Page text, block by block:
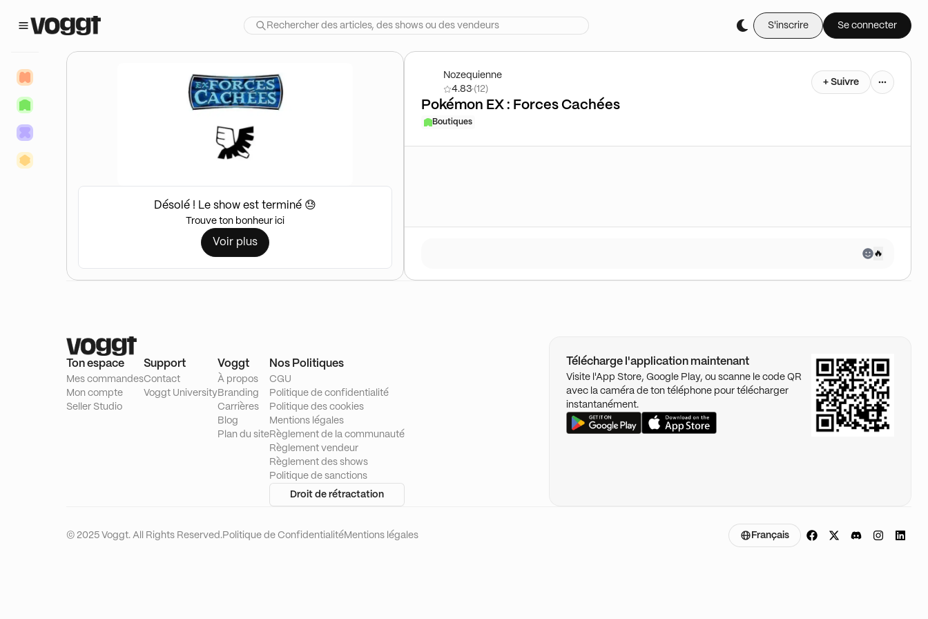
S'inscrire Se connecter
Désolé ! Le show est terminé 😓
Trouve ton bonheur ici
Voir plus
Nozequienne
4.83·(12)
+ Suivre
Pokémon EX : Forces Cachées
Boutiques
🔥
Ton espace
Mes commandes
Mon compte
Seller Studio
Support
Contact
Voggt University
Voggt
À propos
Branding
Carrières
Blog
Plan du site
Nos Politiques
CGU
Politique de confidentialité
Politique des cookies
Mentions légales
Règlement de la communauté
Règlement vendeur
Règlement des shows
Politique de sanctions
Droit de rétractation
Télécharge l'application maintenant
Visite l'App Store, Google Play, ou scanne le code QR
avec la caméra de ton téléphone pour télécharger
instantanément.
© 2025 Voggt. All Rights Reserved. Politique de ConfidentialitéMentions légales Français